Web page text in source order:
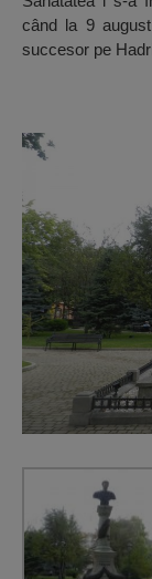
când la 9
succesor pe